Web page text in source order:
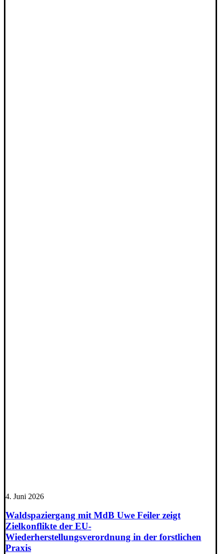
4. Juni 2026
Waldspaziergang mit MdB Uwe Feiler zeigt
Zielkonflikte der EU-
Wiederherstellungsverordnung in der forstlichen
Praxis